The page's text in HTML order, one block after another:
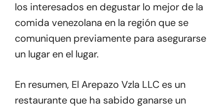
los interesados en degustar lo mejor de la
comida venezolana en la región que se
comuniquen previamente para asegurarse
un lugar en el lugar.
En resumen, El Arepazo Vzla LLC es un
restaurante que ha sabido ganarse un